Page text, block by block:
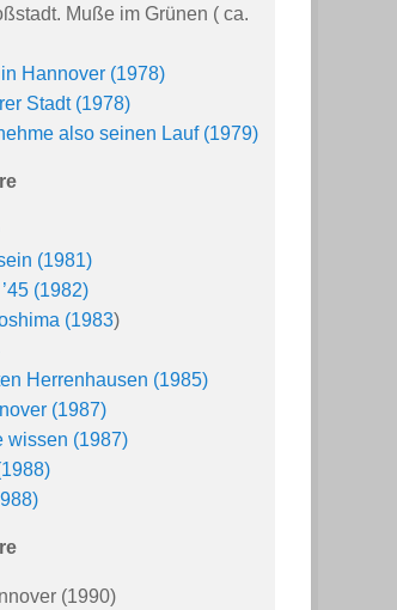
Muße im Grünen ( ca.
Hannover (1978)
Stadt (1978)
also seinen Lauf (1979)
(1981)
(1982)
(1983)
Herrenhausen (1985)
(1987)
wissen (1987)
(1990)